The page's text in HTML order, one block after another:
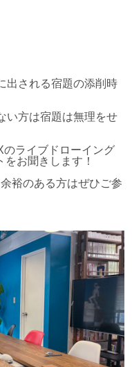
出される宿題の添削時
い方は宿題は無理をせ
ライブドローイング
お聞きします！
裕のある方はぜひご参